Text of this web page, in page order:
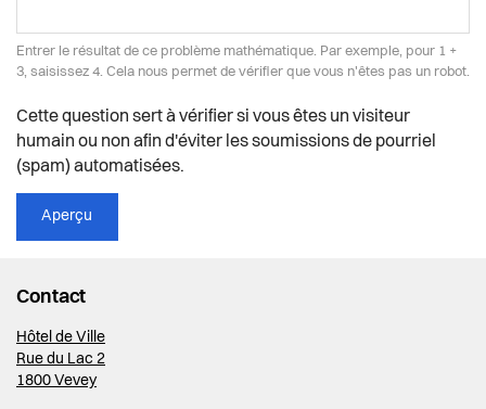
Entrer le résultat de ce problème mathématique. Par exemple, pour 1 +
3, saisissez 4. Cela nous permet de vérifier que vous n'êtes pas un robot.
Cette question sert à vérifier si vous êtes un visiteur
humain ou non afin d'éviter les soumissions de pourriel
(spam) automatisées.
Contact
Hôtel de Ville
Rue du Lac 2
1800 Vevey